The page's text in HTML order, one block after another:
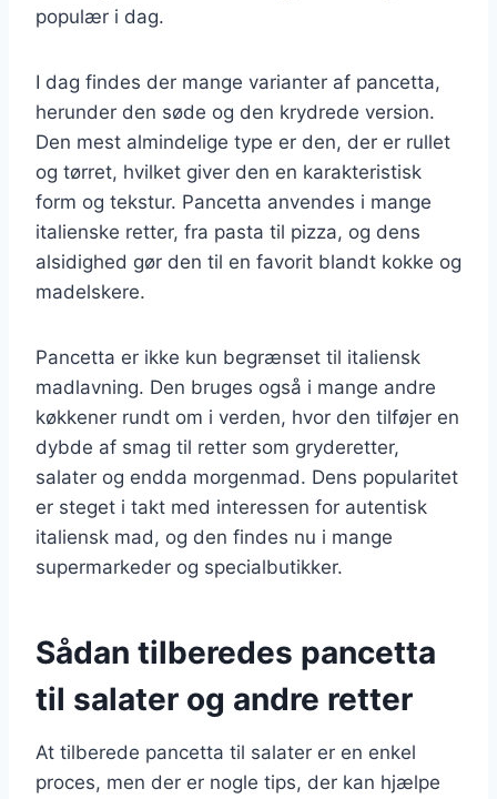
populær i dag.
I dag findes der mange varianter af pancetta,
herunder den søde og den krydrede version.
Den mest almindelige type er den, der er rullet
og tørret, hvilket giver den en karakteristisk
form og tekstur. Pancetta anvendes i mange
italienske retter, fra pasta til pizza, og dens
alsidighed gør den til en favorit blandt kokke og
madelskere.
Pancetta er ikke kun begrænset til italiensk
madlavning. Den bruges også i mange andre
køkkener rundt om i verden, hvor den tilføjer en
dybde af smag til retter som gryderetter,
salater og endda morgenmad. Dens popularitet
er steget i takt med interessen for autentisk
italiensk mad, og den findes nu i mange
supermarkeder og specialbutikker.
Sådan tilberedes pancetta
til salater og andre retter
At tilberede pancetta til salater er en enkel
proces, men der er nogle tips, der kan hjælpe